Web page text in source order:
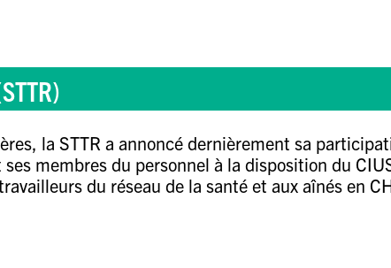
, la STTR a annoncé dernièrement sa
membres du personnel à la disposition du
du réseau de la santé et aux aînés en